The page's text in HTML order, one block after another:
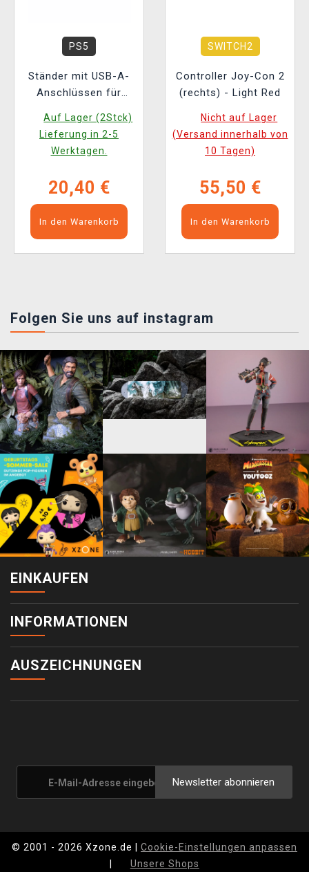
PS5
Ständer mit USB-A-
Anschlüssen für
Auf Lager (2Stck)
Lieferung in 2-5
Werktagen.
20,40 €
In den Warenkorb
SWITCH2
Controller Joy-Con 2
(rechts) - Light Red
Nicht auf Lager
(Versand innerhalb von
10 Tagen)
55,50 €
In den Warenkorb
Folgen Sie uns auf instagram
EINKAUFEN
INFORMATIONEN
AUSZEICHNUNGEN
Newsletter abonnieren
© 2001 - 2026 Xzone.de | Cookie-Einstellungen anpassen
Unsere Shops